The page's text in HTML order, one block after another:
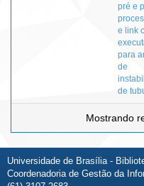
pré e
e link
para
de
de
Mostrando
Universidade de Brasília -
Coordenadoria de Gestão da